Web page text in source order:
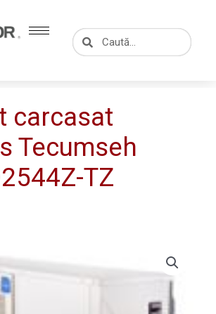
CautăCaută
carcasat
Tecumseh
TZ